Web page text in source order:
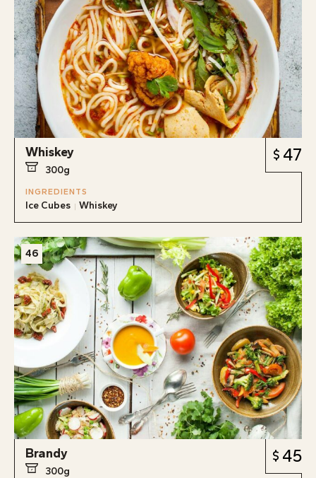
Whiskey
300g
47
INGREDIENTS
Ice Cubes Whiskey
46
Brandy
300g
45